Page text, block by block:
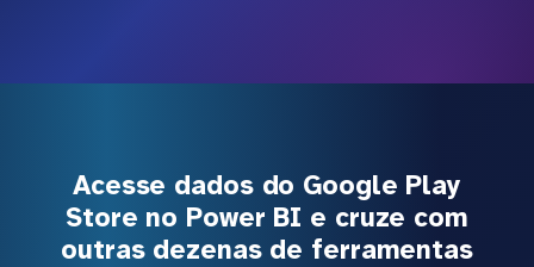
Acesse dados do Google Play
Store no Power BI e cruze com
outras dezenas de ferramentas